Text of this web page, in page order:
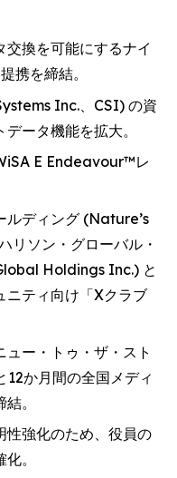
換を可能にするナイ
携を締結。
Inc.、CSI) の資
ータ機能を拡大。
E Endeavour™レ
ルディング (Nature’s
ソン・グローバル・
Holdings Inc.) と
ニティ向け「Xクラブ
ー・トゥ・ザ・スト
か月間の全国メディ
。
性強化のため、役員の
。